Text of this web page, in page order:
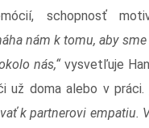
schopnosť
nám k tomu, aby
nás,“vysvetľuje
už doma alebo v práci.
k partnerovi empatiu.